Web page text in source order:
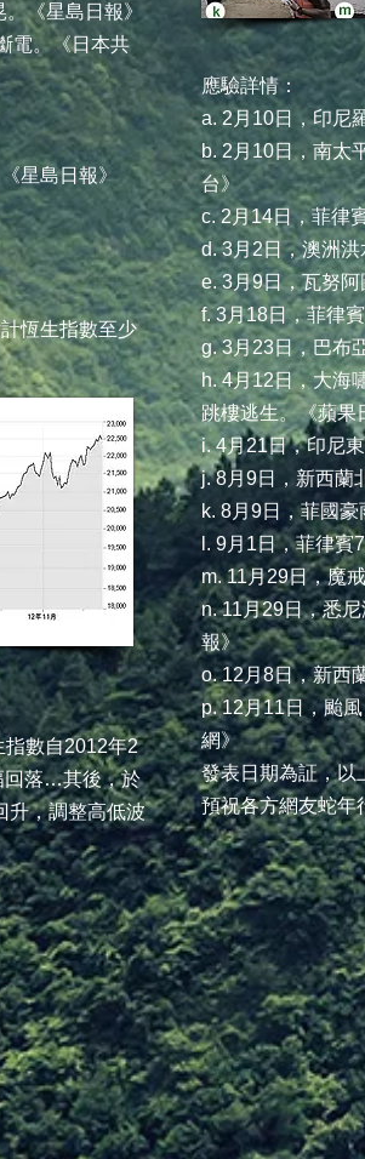
《星島日報》
電。《日本共
星島日報》
恆生指數至少
指數自2012年2
回落…其後，於
升，調整高低波
應驗詳情：
a. 2月10日，印尼
b. 2月10日，南太
台》
c. 2月14日，菲律
d. 3月2日，澳洲
e. 3月9日，瓦努
f. 3月18日，菲律
g. 3月23日，巴布
h. 4月12日，大海
跳樓逃生。《蘋果
i. 4月21日，印尼
j. 8月9日，新西蘭
k. 8月9日，菲國
l. 9月1日，菲律賓
m. 11月29日，魔
n. 11月29日，悉
報》
o. 12月8日，新西
p. 12月11日，颱
網》
發表日期為証，以
預祝各方網友蛇年